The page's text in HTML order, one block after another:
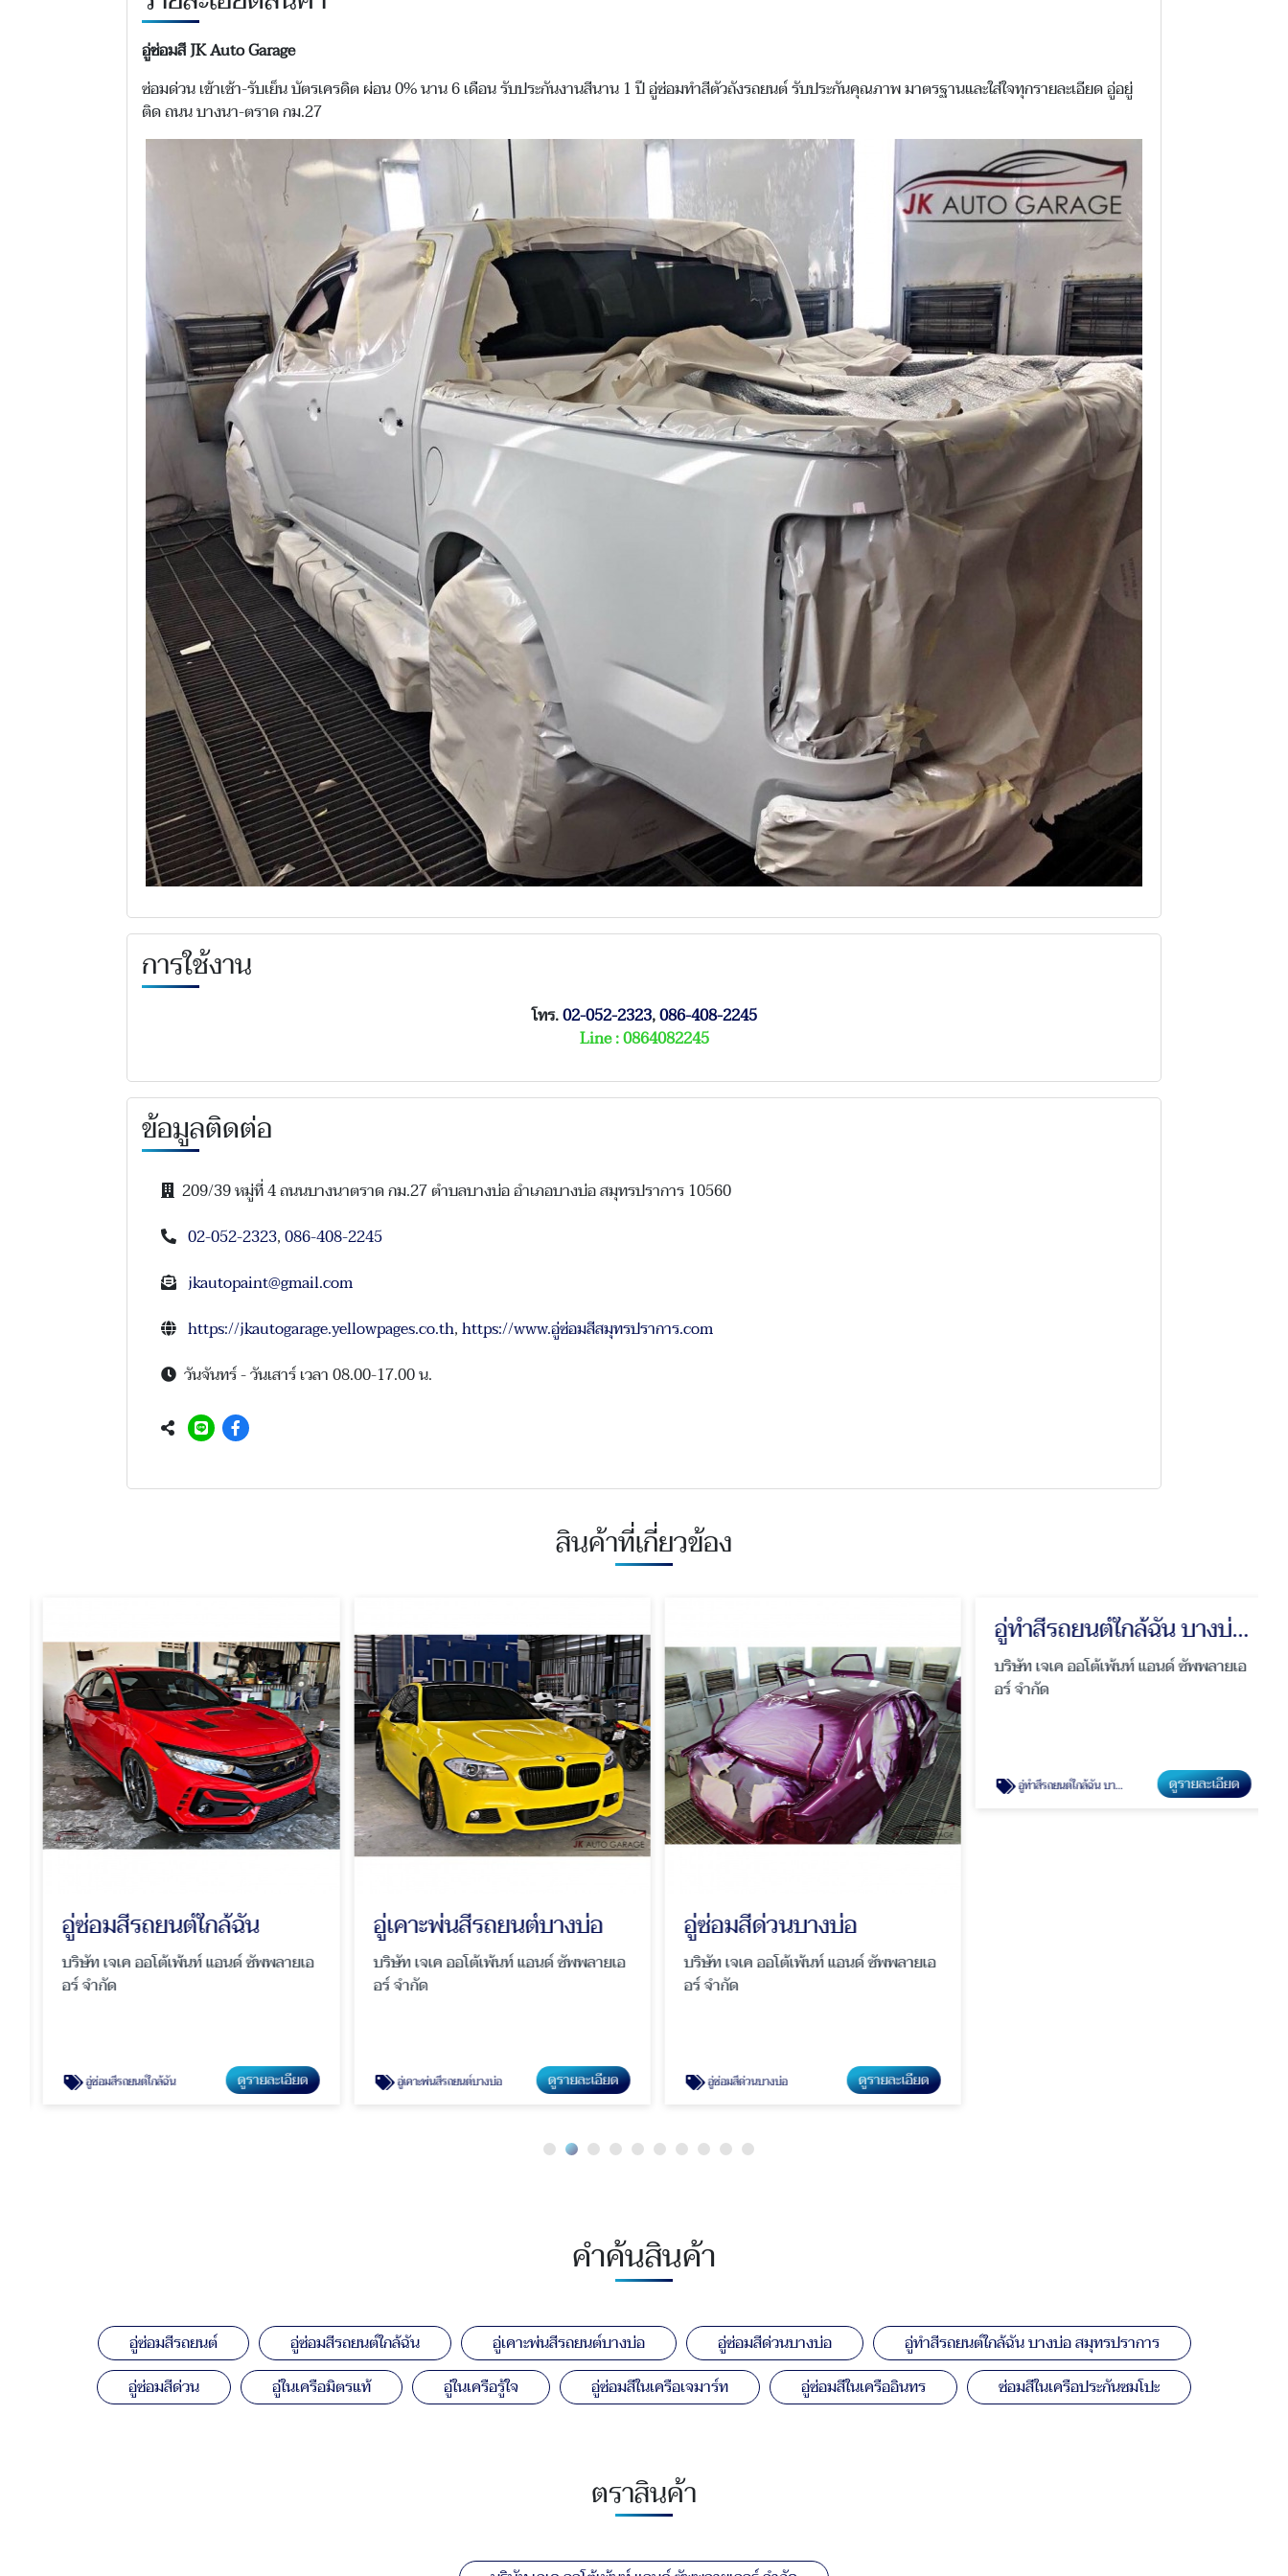
อู่ซ่อมสี JK Auto Garage
ซ่อมด่วน เข้าเช้า-รับเย็น บัตรเครดิต ผ่อน 0% นาน 6 เดือน รับประกันงานสีนาน 1 ปี อู่ซ่อมทำสีตัวถังรถยนต์ รับประกันคุณภาพ มาตรฐานและใส่ใจทุกรายละเอียด อู่อยู่
ติด ถนน บางนา-ตราด กม.27
การใช้งาน
โทร.02-052-2323,086-408-2245
Line :0864082245
ข้อมูลติดต่อ
209/39 หมู่ที่ 4 ถนนบางนาตราด กม.27 ตำบลบางบ่อ อำเภอบางบ่อ สมุทรปราการ 10560
02-052-2323,086-408-2245
jkautopaint@gmail.com
https://jkautogarage.yellowpages.co.th,https://www.อู่ซ่อมสีสมุทรปราการ.com
วันจันทร์ - วันเสาร์ เวลา 08.00-17.00 น.
สินค้าที่เกี่ยวข้อง
อู่ซ่อมสีรถยนต์ใกล้ฉัน
บริษัท เจเค ออโต้เพ้นท์ แอนด์ ซัพพลายเอ
อร์ จำกัด
อู่ซ่อมสีรถยนต์ใกล้ฉัน ดูรายละเอียด
อู่เคาะพ่นสีรถยนต์บางบ่อ
บริษัท เจเค ออโต้เพ้นท์ แอนด์ ซัพพลายเอ
อร์ จำกัด
อู่เคาะพ่นสีรถยนต์บางบ่อ ดูรายละเอียด
อู่ซ่อมสีด่วนบางบ่อ
บริษัท เจเค ออโต้เพ้นท์ แอนด์ ซัพพลายเอ
อร์ จำกัด
อู่ซ่อมสีด่วนบางบ่อ ดูรายละเอียด
คำค้นสินค้า
อู่ซ่อมสีรถยนต์ อู่ซ่อมสีรถยนต์ใกล้ฉัน อู่เคาะพ่นสีรถยนต์บางบ่อ อู่ซ่อมสีด่วนบางบ่อ
อู่ทำสีรถยนต์ใกล้ฉัน บางบ่อ สมุทรปราการ
อู่ซ่อมสีด่วน
อู่ในเครือมิตรแท้ อู่ในเครือรู้ใจ อู่ซ่อมสีในเครือเจมาร์ท อู่ซ่อมสีในเครืออินทร ซ่อมสีในเครือประกันซมโปะ
ตราสินค้า